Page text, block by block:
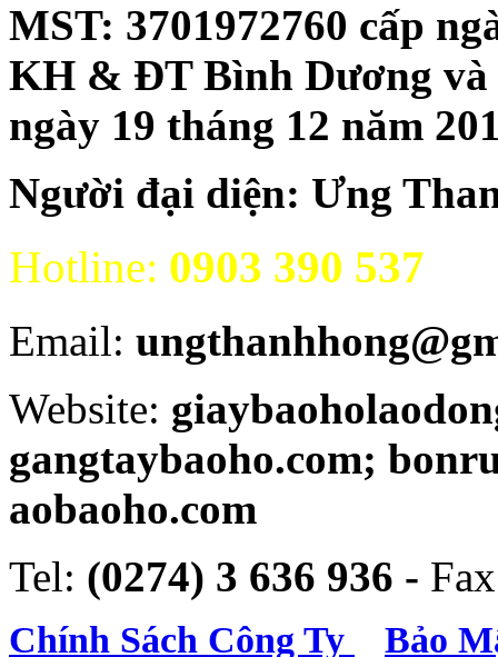
MST: 3701972760 cấp
KH & ĐT Bình Dương
ngày 19 tháng 12 năm
Người đại diện: Ưng
Hotline: 0903 390 537
Email:
Website:
gangtaybaoho.com;
aobaoho.com
Tel: (0274) 3 636 936 -
Chính Sách Công Ty Bảo